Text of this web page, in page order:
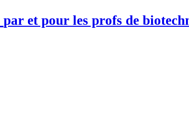
par et pour les profs de